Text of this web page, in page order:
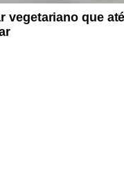
vegetariano que